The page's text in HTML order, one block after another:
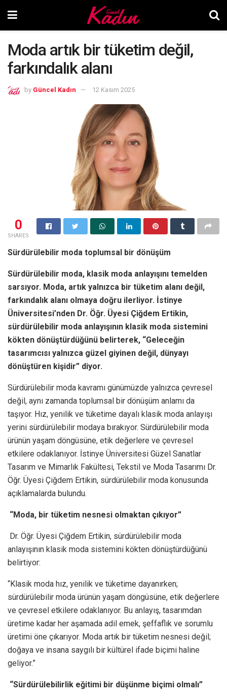
Moda artık bir tüketim değil,
farkındalık alanı
by Güncel Kadın 12 Kasım 2025
0
SHARES
Sürdürülebilir moda toplumsal bir dönüşüm
Sürdürülebilir moda, klasik moda anlayışını temelden
sarsıyor. Moda, artık yalnızca bir tüketim alanı değil,
farkındalık alanı olmaya doğru ilerliyor. İstinye
Üniversitesi’nden Dr. Öğr. Üyesi Çiğdem Ertikin,
sürdürülebilir moda anlayışının klasik moda sistemini
kökten dönüştürdüğünü belirterek, “Geleceğin
tasarımcısı yalnızca güzel giyinen değil, dünyayı
dönüştüren kişidir” diyor.
Sürdürülebilir moda kavramı günümüzde yalnızca çevresel
değil, aynı zamanda toplumsal bir dönüşüm anlamı da
taşıyor. Hız, yenilik ve tüketime dayalı klasik moda anlayışı
yerini sürdürülebilir modaya bırakıyor. Sürdürülebilir moda
ürünün yaşam döngüsüne, etik değerlere ve çevresel
etkilere odaklanıyor. İstinye Üniversitesi Güzel Sanatlar
Tasarım ve Mimarlık Fakültesi, Tekstil ve Moda Tasarımı Dr.
Öğr. Üyesi Çiğdem Ertikin, sürdürülebilir moda konusunda
açıklamalarda bulundu.
“Moda, bir tüketim nesnesi olmaktan çıkıyor”
Dr. Öğr. Üyesi Çiğdem Ertikin, sürdürülebilir moda
anlayışının klasik moda sistemini kökten dönüştürdüğünü
belirtiyor:
“Klasik moda hız, yenilik ve tüketime dayanırken;
sürdürülebilir moda ürünün yaşam döngüsüne, etik değerlere
ve çevresel etkilere odaklanıyor. Bu anlayış, tasarımdan
üretime kadar her aşamada adil emek, şeffaflık ve sorumlu
üretimi öne çıkarıyor. Moda artık bir tüketim nesnesi değil;
doğaya ve insana saygılı bir kültürel ifade biçimi haline
geliyor.”
“Sürdürülebilirlik eğitimi bir düşünme biçimi olmalı”